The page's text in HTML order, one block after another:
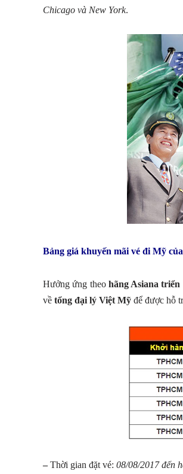
Chicago và New York.
Bảng giá khuyến mãi vé đi Mỹ
Hưởng ứng theo hãng Asiana
về tổng đại lý Việt Mỹ để được hỗ
–Thời gian đặt vé: 08/08/2017 đến